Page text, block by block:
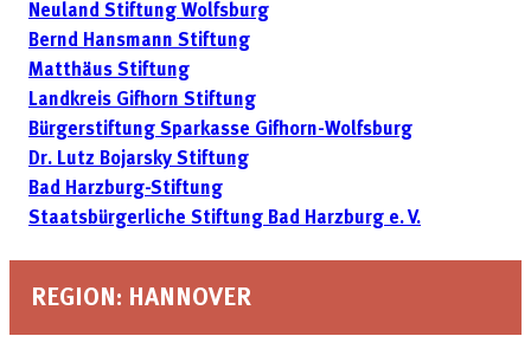
Neuland Stiftung Wolfsburg
Bernd Hansmann Stiftung
Matthäus Stiftung
Landkreis Gifhorn Stiftung
Bürgerstiftung Sparkasse Gifhorn-Wolfsburg
Dr. Lutz Bojarsky Stiftung
Bad Harzburg-Stiftung
Staatsbürgerliche Stiftung Bad Harzburg e. V.
REGION: HANNOVER